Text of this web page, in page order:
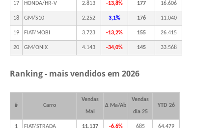
17 HONDA/HR-V 2.813 -13,8% 177 16.606
18 GM/S10 2.252 3,1% 176 11.040
19 FIAT/MOBI 3.723 -13,2% 155 26.415
20 GM/ONIX 4.143 -34,0% 145 33.568
Ranking - mais vendidos em 2026
# Carro
Vendas
Mai
Δ Ma/Ab
Vendas
dia 25
YTD 26
1 FIAT/STRADA 11.137 -6,6% 685 64.479